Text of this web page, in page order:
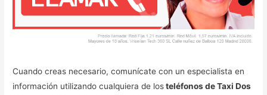
Cuando creas necesario, comunícate con un especialista en
información utilizando cualquiera de losteléfonos de Taxi Dos